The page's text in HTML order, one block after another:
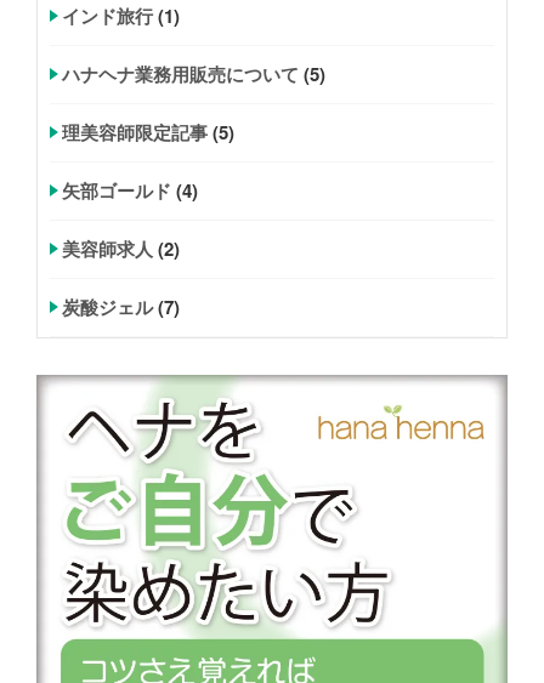
インド旅行(1)
ハナヘナ業務用販売について (5)
理美容師限定記事(5)
矢部ゴールド (4)
美容師求人 (2)
炭酸ジェル(7)